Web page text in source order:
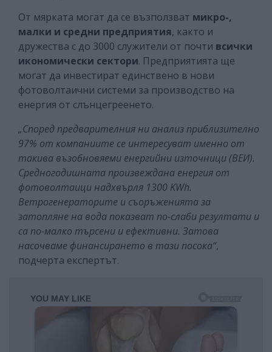
От мярката могат да се възползват микро-,
малки и средни предприятия, както и
дружества с до 3000 служители от почти всички
икономически сектори. Предприятията ще
могат да инвестират единствено в нови
фотоволтаични системи за производство на
енергия от слънцегреенето.
„Според предварителния ни анализ приблизително
97% от компаниите се интересуват именно от
такива възобновяеми енергийни източници (ВЕИ).
Средногодишната произвеждана енергия от
фотоволтаици надхвърля 1300 KWh.
Ветрогенераторите и съоръженията за
затопляне на вода показват по-слаби резултати и
са по-малко търсени и ефективни. Затова
насочваме финансирането в тази посока“,
подчерта експертът.